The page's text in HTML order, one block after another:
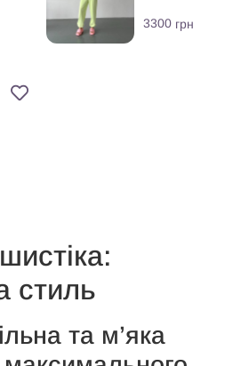
3300 грн
стиль
та м’яка